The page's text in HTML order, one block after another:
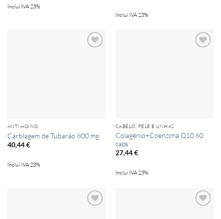
Inclui IVA 23%
Inclui IVA 23%
ANTI-AGING
Cartilagem de Tubarão 800 mg
40,44€
Inclui IVA 23%
CABELO, PELE E UNHAS
Colagénio+Coenzima Q10 60
caps
27,44€
Inclui IVA 23%